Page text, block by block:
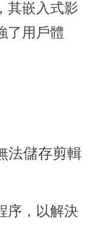
其嵌入式影
了用戶體
法儲存剪輯
序，以解決